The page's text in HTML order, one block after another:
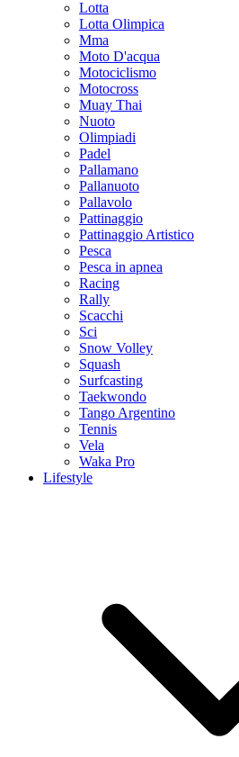
Lotta
Lotta Olimpica
Mma
Moto D'acqua
Motociclismo
Motocross
Muay Thai
Nuoto
Olimpiadi
Padel
Pallamano
Pallanuoto
Pallavolo
Pattinaggio
Pattinaggio Artistico
Pesca
Pesca in apnea
Racing
Rally
Scacchi
Sci
Snow Volley
Squash
Surfcasting
Taekwondo
Tango Argentino
Tennis
Vela
Waka Pro
Lifestyle